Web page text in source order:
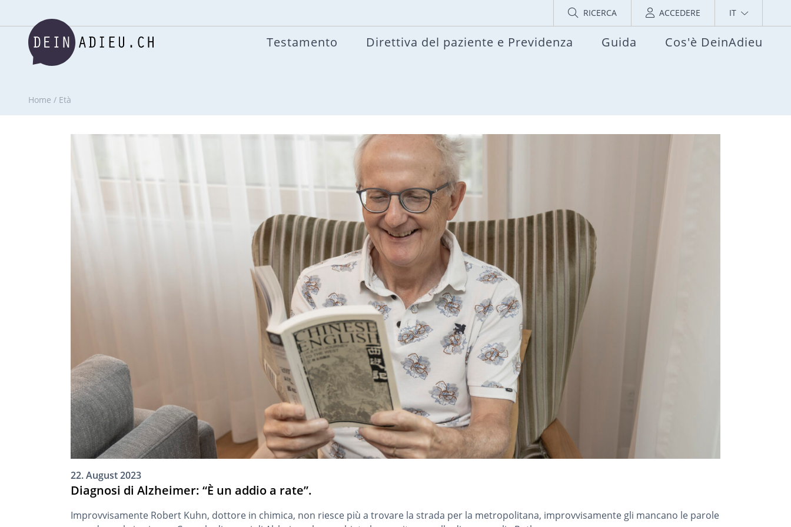
RICERCA ACCEDERE IT
Testamento Direttiva del paziente e Previdenza Guida Cos'è DeinAdieu
Home / Età
22. August 2023
Diagnosi di Alzheimer: “È un addio a rate”.
Improvvisamente Robert Kuhn, dottore in chimica, non riesce più a trovare la strada per la metropolitana, improvvisamente gli mancano le parole